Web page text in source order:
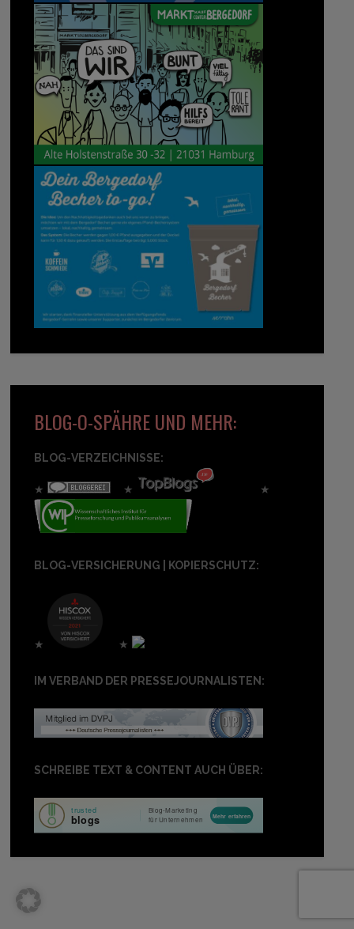
BLOG-O-SPÄHRE UND MEHR:
BLOG-VERZEICHNISSE:
★ ★ ★
BLOG-VERSICHERUNG | KOPIERSCHUTZ:
★ ★
IM VERBAND DER PRESSEJOURNALISTEN:
SCHREIBE TEXT & CONTENT AUCH ÜBER: